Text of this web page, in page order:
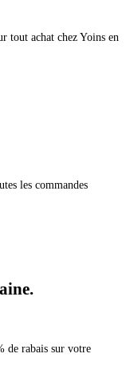
tout achat chez Yoins en
les commandes
de rabais sur votre